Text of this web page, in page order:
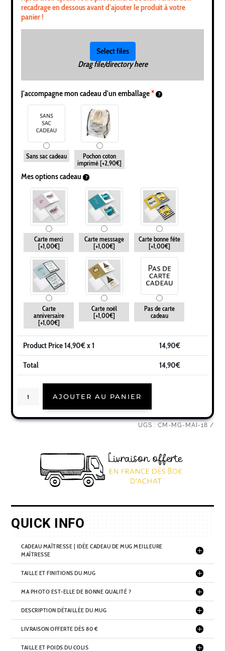
recadrage en dessous avant d'ajouter le produit à votre
panier !
Select files
Drag file/directory here
J'accompagne mon cadeau d'un emballage*
Sans sac cadeau
Pochon coton
imprimé[+2,90€]
Mes options cadeau
Carte merci
[+1,00€]
Carte messsage
[+1,00€]
Carte bonne fête
[+1,00€]
Carte
anniversaire
[+1,00€]
Carte noël
[+1,00€]
Pas de carte
cadeau
Product Price14,90€ x 1 14,90€
Total 14,90€
maîtresse
|
meilleure
maîtresse
AJOUTER AU PANIER
UGS : CM-MG-MAI-18
QUICK INFO
CADEAU MAÎTRESSE | IDÉE CADEAU DE MUG MEILLEURE
MAÎTRESSE
TAILLE ET FINITIONS DU MUG
MA PHOTO EST-ELLE DE BONNE QUALITÉ ?
DESCRIPTION DÉTAILLÉE DU MUG
LIVRAISON OFFERTE DÈS 80 €
TAILLE ET POIDS DU COLIS